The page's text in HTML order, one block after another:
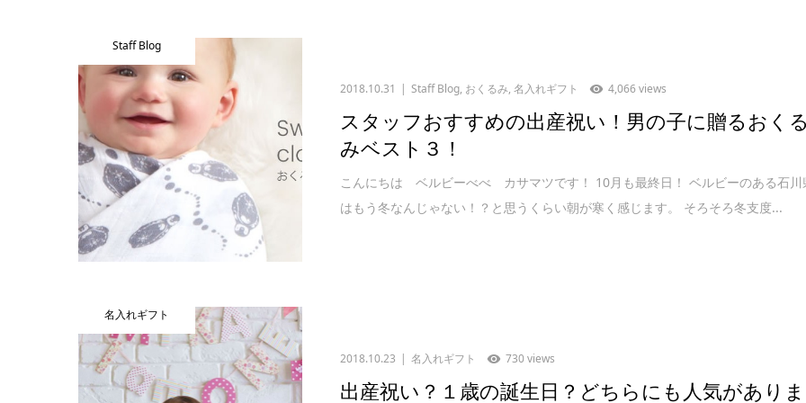
Staff Blog
2018.10.31 Staff Blog, おくるみ,名入れギフト 4,066 views
スタッフおすすめの出産祝い！男の子に贈るおく
みベスト３！
こんにちは ベルビーべべ カサマツです！ 10月も最終日！ ベルビーのある石川
はもう冬なんじゃない！？と思うくらい朝が寒く感じます。 そろそろ冬支度...
名入れギフト
2018.10.23 名入れギフト 730 views
出産祝い？１歳の誕生日？どちらにも人気がありま